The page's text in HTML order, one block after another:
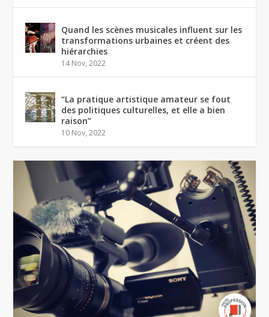
Quand les scènes musicales influent sur les
transformations urbaines et créent des
hiérarchies
14 Nov, 2022
“La pratique artistique amateur se fout
des politiques culturelles, et elle a bien
raison”
10 Nov, 2022